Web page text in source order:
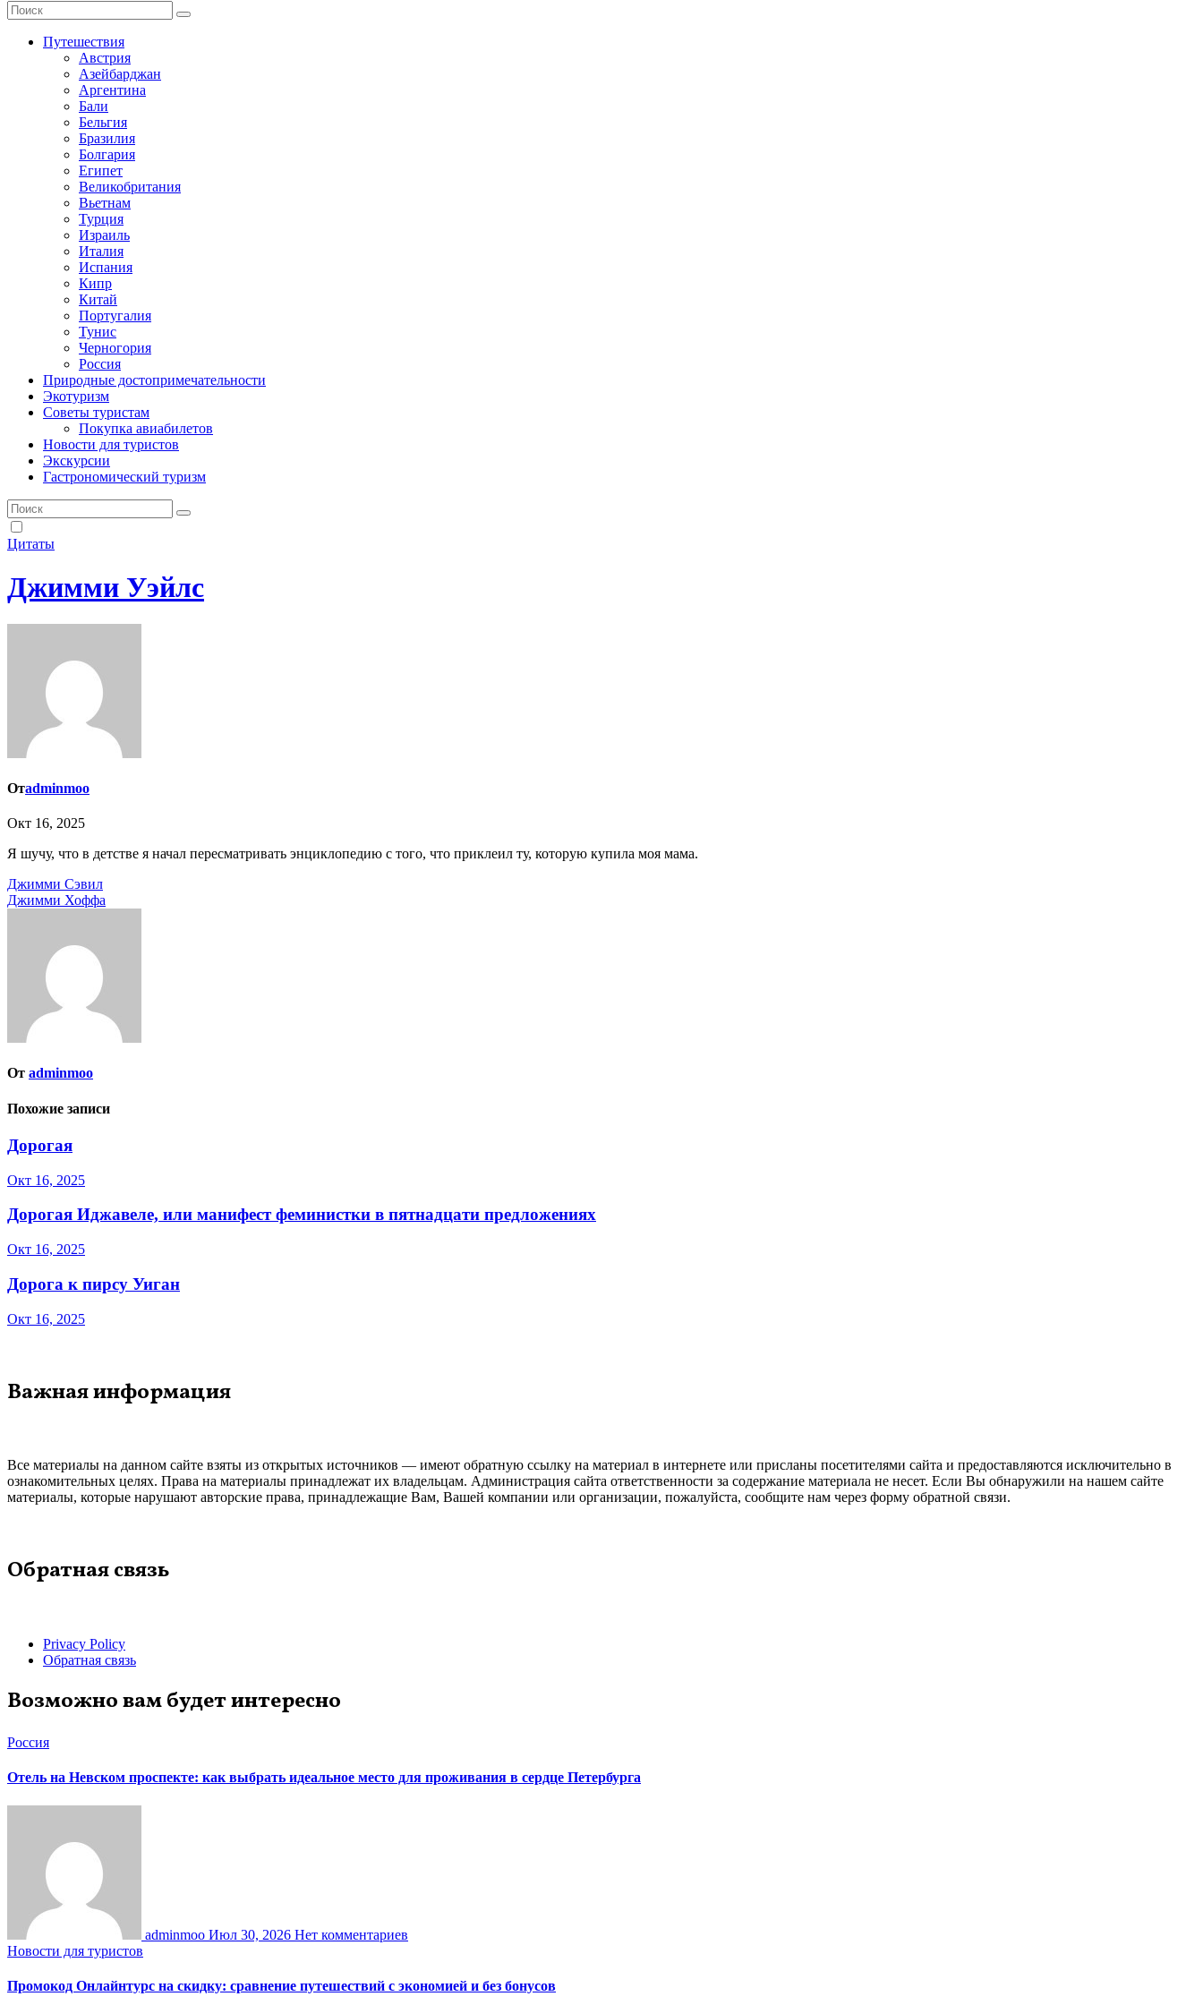
Путешествия
Австрия
Азейбарджан
Аргентина
Бали
Бельгия
Бразилия
Болгария
Египет
Великобритания
Вьетнам
Турция
Израиль
Италия
Испания
Кипр
Китай
Португалия
Тунис
Черногория
Россия
Природные достопримечательности
Экотуризм
Советы туристам
Покупка авиабилетов
Новости для туристов
Экскурсии
Гастрономический туризм
Цитаты
Джимми Уэйлс
Отadminmoo
Окт 16, 2025
Я шучу, что в детстве я начал пересматривать энциклопедию с того, что приклеил ту, которую купила моя мама.
Навигация
по
Джимми Сэвил
Джимми Хоффа
От adminmoo
Похожие записи
Дорогая
Окт 16, 2025
Дорогая Иджавеле, или манифест феминистки в пятнадцати предложениях
Окт 16, 2025
Дорога к пирсу Уиган
Окт 16, 2025
Важная информация
Все материалы на данном сайте взяты из открытых источников — имеют обратную ссылку на материал в интернете или присланы посетителями сайта и предоставляются исключительно в
ознакомительных целях. Права на материалы принадлежат их владельцам. Администрация сайта ответственности за содержание материала не несет. Если Вы обнаружили на нашем сайте
материалы, которые нарушают авторские права, принадлежащие Вам, Вашей компании или организации, пожалуйста, сообщите нам через форму обратной связи.
Обратная связь
Privacy Policy
Обратная связь
Возможно вам будет интересно
Россия
Отель на Невском проспекте: как выбрать идеальное место для проживания в сердце Петербурга
adminmoo Июл 30, 2026 Нет комментариев
Новости для туристов
Промокод Онлайнтурс на скидку: сравнение путешествий с экономией и без бонусов